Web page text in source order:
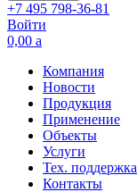
+7 495 798-36-81
Войти
0,00 a
Компания
Новости
Продукция
Применение
Объекты
Услуги
Тех. поддержка
Контакты